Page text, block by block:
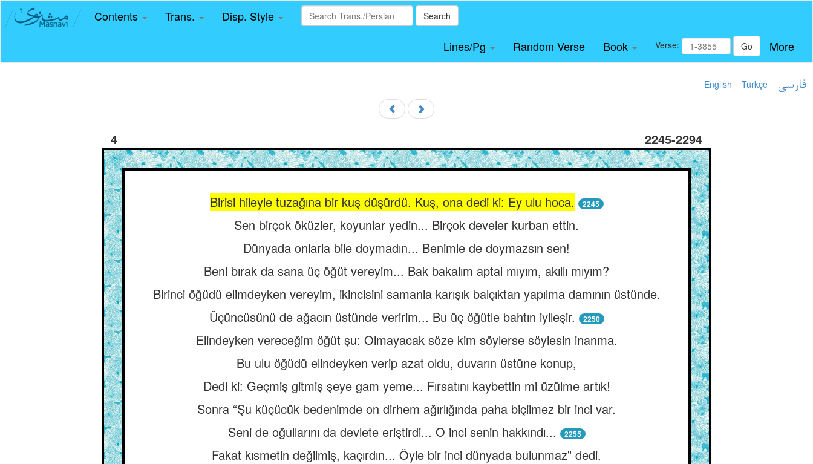
Contents Trans. Disp. Style Search
Lines/Pg Random Verse Book Verse: Go More
English Türkçe فارسی
4 2245-2294
Birisi hileyle tuzağına bir kuş düşürdü. Kuş, ona dedi ki: Ey ulu hoca. 2245
Sen birçok öküzler, koyunlar yedin... Birçok develer kurban ettin.
Dünyada onlarla bile doymadın... Benimle de doymazsın sen!
Beni bırak da sana üç öğüt vereyim... Bak bakalım aptal mıyım, akıllı mıyım?
Birinci öğüdü elimdeyken vereyim, ikincisini samanla karışık balçıktan yapılma damının üstünde.
Üçüncüsünü de ağacın üstünde veririm... Bu üç öğütle bahtın iyileşir.
2250
Elindeyken vereceğim öğüt şu: Olmayacak söze kim söylerse söylesin inanma.
Bu ulu öğüdü elindeyken verip azat oldu, duvarın üstüne konup,
Dedi ki: Geçmiş gitmiş şeye gam yeme... Fırsatını kaybettin mi üzülme artık!
Sonra “Şu küçücük bedenimde on dirhem ağırlığında paha biçilmez bir inci var.
Seni de oğullarını da devlete eriştirdi... O inci senin hakkındı...
2255
Fakat kısmetin değilmiş, kaçırdın... Öyle bir inci dünyada bulunmaz” dedi.